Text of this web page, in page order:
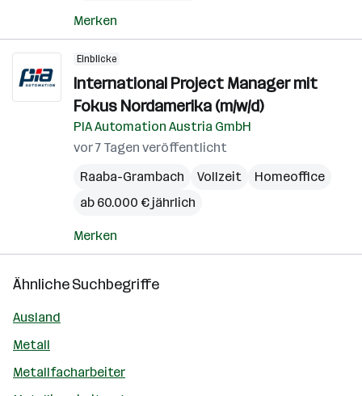
Merken
Einblicke
International Project Manager mit
Fokus Nordamerika (m/w/d)
PIA Automation Austria GmbH
vor 7 Tagen veröffentlicht
Raaba-Grambach
Vollzeit
Homeoffice
ab 60.000 € jährlich
Merken
Ähnliche Suchbegriffe
Ausland
Metall
Metallfacharbeiter